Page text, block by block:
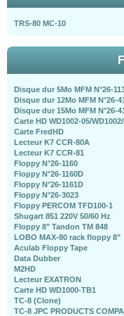
TRS-80 MC-10
Disque dur 5Mo MFM N°26-
Disque dur 12Mo MFM N°26-
Disque dur 15Mo MFM N°26-
Carte HD WD1002-05/
Carte FredHD
Lecteur K7 CCR-80A
Lecteur K7 CCR-81
Floppy N°26-1160
Floppy N°26-1160D
Floppy N°26-1161D
Floppy N°26-3023
Floppy PERCOM TFD100-1
Shugart 851 220V 50/60 Hz
Floppy 8" Tandon TM 848
LOBO MAX-80 rack floppy 8"
Aculab Floppy Tape
Data Dubber
M2HD
Lecteur EXATRON
Carte HD WD1000-TB1
TC-8 (Clone)
TC-8 JPC PRODUCTS